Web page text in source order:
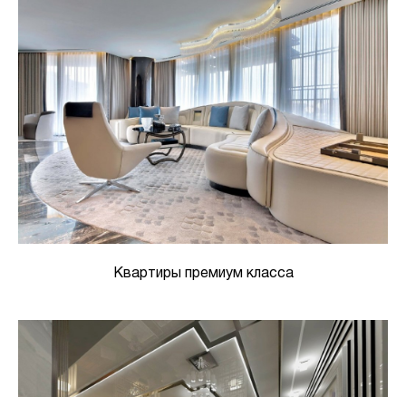
Квартиры премиум класса